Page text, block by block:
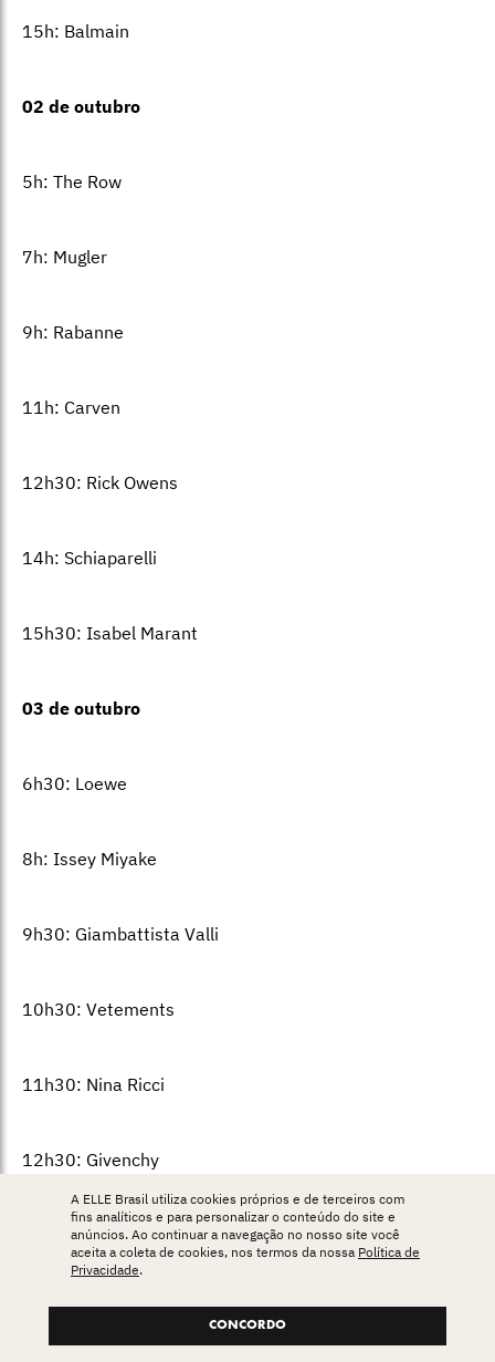
15h: Balmain
02 de outubro
5h: The Row
7h: Mugler
9h: Rabanne
11h: Carven
12h30: Rick Owens
14h: Schiaparelli
15h30: Isabel Marant
03 de outubro
6h30: Loewe
8h: Issey Miyake
9h30: Giambattista Valli
10h30: Vetements
11h30: Nina Ricci
12h30: Givenchy
14h: Yohji Yamamoto
15h: Victoria Beckham
A ELLE Brasil utiliza cookies próprios e de terceiros com
fins analíticos e para personalizar o conteúdo do site e
anúncios. Ao continuar a navegação no nosso site você
aceita a coleta de cookies, nos termos da nossa Política de
Privacidade.
CONCORDO